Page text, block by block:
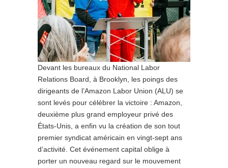
Devant les bureaux du National Labor
Relations Board, à Brooklyn, les poings des
dirigeants de l’Amazon Labor Union (ALU) se
sont levés pour célébrer la victoire : Amazon,
deuxième plus grand employeur privé des
États-Unis, a enfin vu la création de son tout
premier syndicat américain en vingt-sept ans
d’activité. Cet événement capital oblige à
porter un nouveau regard sur le mouvement